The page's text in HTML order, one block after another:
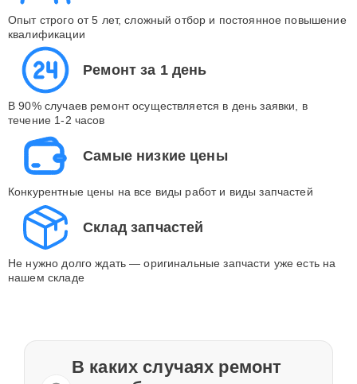
Опыт строго от 5 лет, сложный отбор и постоянное повышение
квалификации
Ремонт за 1 день
В 90% случаев ремонт осуществляется в день заявки, в
течение 1-2 часов
Самые низкие цены
Конкурентные цены на все виды работ и виды запчастей
Склад запчастей
Не нужно долго ждать — оригинальные запчасти уже есть на
нашем складе
В каких случаях ремонт